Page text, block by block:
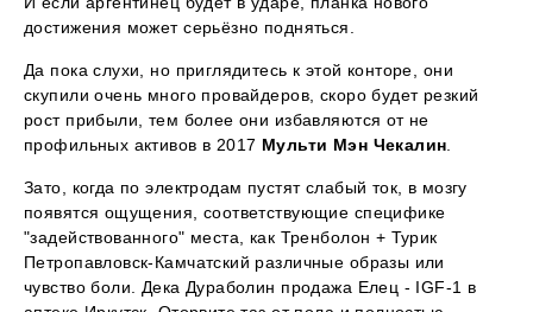
достижения может серьёзно подняться.
Да пока слухи, но приглядитесь к этой конторе, они
скупили очень много провайдеров, скоро будет резкий
рост прибыли, тем более они избавляются от не
профильных активов в 2017 Мульти Мэн Чекалин.
Зато, когда по электродам пустят слабый ток, в мозгу
появятся ощущения, соответствующие специфике
"задействованного" места, как Тренболон + Турик
Петропавловск-Камчатский различные образы или
чувство боли. Дека Дураболин продажа Елец - IGF-1 в